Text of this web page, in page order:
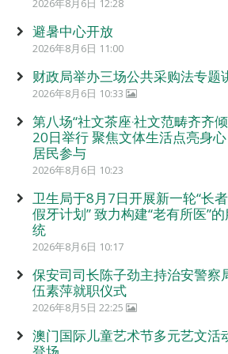
2026年8月6日 12:28
避暑中心开放
2026年8月6日 11:00
财政局举办三场公共采购法专题
2026年8月6日 10:33
第八场“社文茶座‧社文范畴齐齐
20日举行 聚焦文体生活点亮身
居民参与
2026年8月6日 10:23
卫生局于8月7日开展新一轮“长
假牙计划” 致力构建“老有所医”
统
2026年8月6日 10:17
保安司司长陈子劲主持治安警察
伍素萍就职仪式
2026年8月5日 22:25
澳门国际儿童艺术节多元艺文活